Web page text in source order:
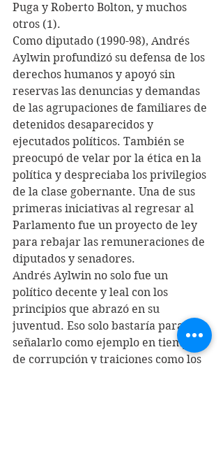
Puga y Roberto Bolton, y muchos
otros (1).
Como diputado (1990-98), Andrés
Aylwin profundizó su defensa de los
derechos humanos y apoyó sin
reservas las denuncias y demandas
de las agrupaciones de familiares de
detenidos desaparecidos y
ejecutados políticos. También se
preocupó de velar por la ética en la
política y despreciaba los privilegios
de la clase gobernante. Una de sus
primeras iniciativas al regresar al
Parlamento fue un proyecto de ley
para rebajar las remuneraciones de
diputados y senadores.
Andrés Aylwin no solo fue un
político decente y leal con los
principios que abrazó en su
juventud. Eso solo bastaría para
señalarlo como ejemplo en tiempos
de corrupción y traiciones como los